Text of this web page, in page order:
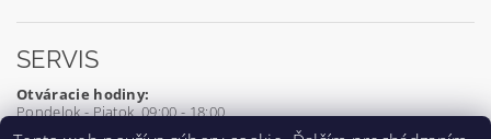
SERVIS
Otváracie hodiny:
Pondelok - Piatok 09:00 - 18:00